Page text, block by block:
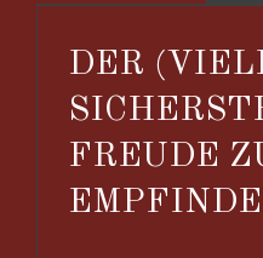
DER
FREUDE